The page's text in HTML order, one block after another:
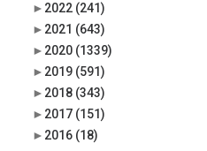
► 2022 (241)
► 2021 (643)
► 2020 (1339)
► 2019 (591)
► 2018 (343)
► 2017 (151)
► 2016 (18)